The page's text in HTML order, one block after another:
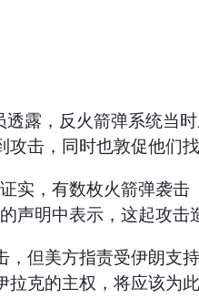
透露，反火箭弹系统当
击，同时也敦促他们
实，有数枚火箭弹袭
声明中表示，这起攻击
，但美方指责受伊朗支
克的主权，将应该为